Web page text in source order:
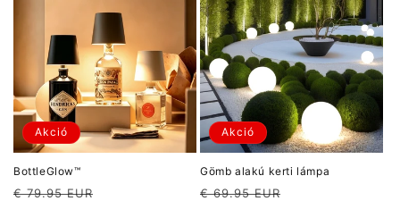
Akció
BottleGlow™
Normál
€ 79.95 EUR
Akció
Gömb alakú kerti lámpa
Normál
€ 69.95 EUR